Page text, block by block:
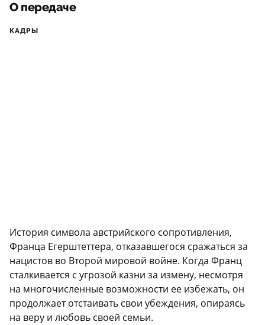
О передаче
КАДРЫ
История символа австрийского сопротивления,
Франца Егерштеттера, отказавшегося сражаться за
нацистов во Второй мировой войне. Когда Франц
сталкивается с угрозой казни за измену, несмотря
на многочисленные возможности ее избежать, он
продолжает отстаивать свои убеждения, опираясь
на веру и любовь своей семьи.